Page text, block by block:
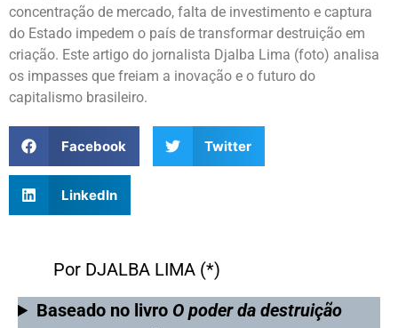
concentração de mercado, falta de investimento e captura
do Estado impedem o país de transformar destruição em
criação. Este artigo do jornalista Djalba Lima (foto) analisa
os impasses que freiam a inovação e o futuro do
capitalismo brasileiro.
Facebook Twitter
LinkedIn
Por DJALBA LIMA (*)
Baseado no livro O poder da destruição